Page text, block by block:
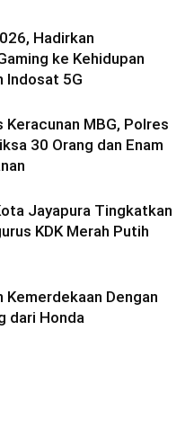
Hadirkan
ke Kehidupan
Indosat 5G
Keracunan MBG, Polres
30 Orang dan Enam
Jayapura Tingkatkan
KDK Merah Putih
Kemerdekaan Dengan
dari Honda